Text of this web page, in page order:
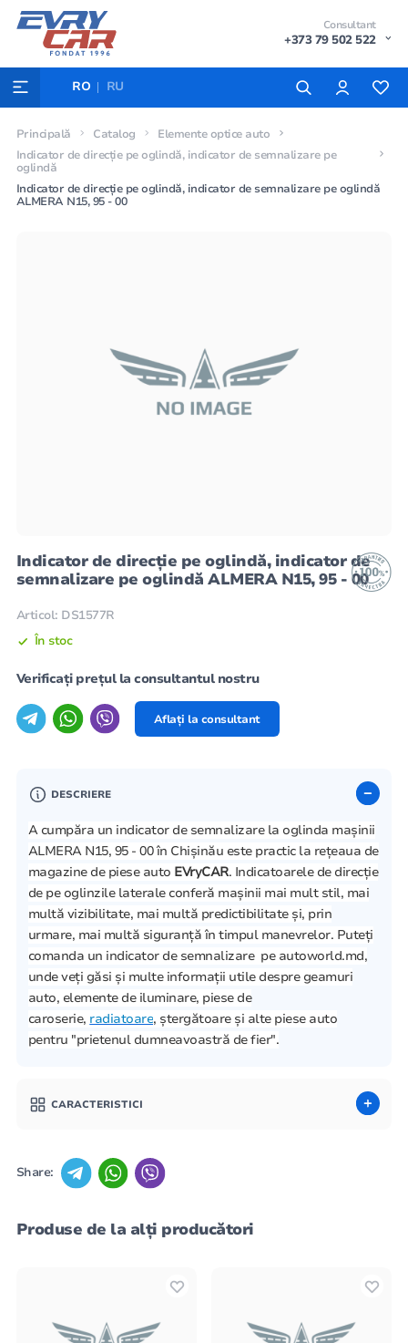
Consultant
+373 79 502 522
RO RU
Principală Catalog
Elemente optice auto
Indicator de direcție pe oglindă, indicator de semnalizare pe
oglindă
Indicator de direcție pe oglindă, indicator de semnalizare pe oglindă
ALMERA N15, 95 - 00
Indicator de direcție pe oglindă, indicator de
semnalizare pe oglindă ALMERA N15, 95 - 00
Articol: DS1577R
În stoc
Verificați prețul la consultantul nostru
Aflați la consultant
DESCRIERE
A cumpăra un indicator de semnalizare la oglinda mașinii
ALMERA N15, 95 - 00 în Chișinău este practic la rețeaua de
magazine de piese auto EVryCAR. Indicatoarele de direcție
de pe oglinzile laterale conferă mașinii mai mult stil, mai
multă vizibilitate, mai multă predictibilitate și, prin
urmare, mai multă siguranță în timpul manevrelor. Puteți
comanda un indicator de semnalizare pe autoworld.md,
unde veți găsi și multe informații utile despre geamuri
auto, elemente de iluminare, piese de
caroserie, radiatoare, ștergătoare și alte piese auto
pentru "prietenul dumneavoastră de fier".
CARACTERISTICI
Share:
Produse de la alți producători